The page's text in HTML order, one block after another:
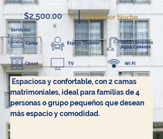
$2,500.00 Precio por Noche
Espaciosa y confortable, con 2 camas
matrimoniales, ideal para familias de 4
personas o grupo pequeños que desean
más espacio y comodidad.